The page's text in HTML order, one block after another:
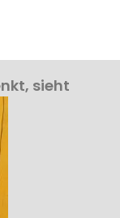
sieht